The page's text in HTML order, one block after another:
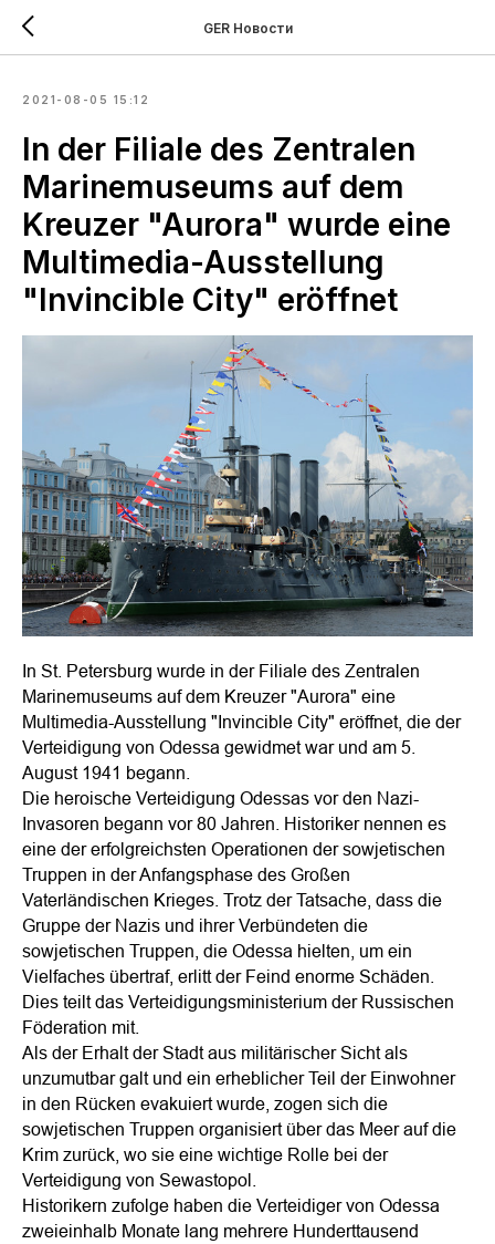
GER Новости
2021-08-05 15:12
In der Filiale des Zentralen
Marinemuseums auf dem
Kreuzer "Aurora" wurde eine
Multimedia-Ausstellung
"Invincible City" eröffnet
In St. Petersburg wurde in der Filiale des Zentralen
Marinemuseums auf dem Kreuzer "Aurora" eine
Multimedia-Ausstellung "Invincible City" eröffnet, die der
Verteidigung von Odessa gewidmet war und am 5.
August 1941 begann.
Die heroische Verteidigung Odessas vor den Nazi-
Invasoren begann vor 80 Jahren. Historiker nennen es
eine der erfolgreichsten Operationen der sowjetischen
Truppen in der Anfangsphase des Großen
Vaterländischen Krieges. Trotz der Tatsache, dass die
Gruppe der Nazis und ihrer Verbündeten die
sowjetischen Truppen, die Odessa hielten, um ein
Vielfaches übertraf, erlitt der Feind enorme Schäden.
Dies teilt das Verteidigungsministerium der Russischen
Föderation mit.
Als der Erhalt der Stadt aus militärischer Sicht als
unzumutbar galt und ein erheblicher Teil der Einwohner
in den Rücken evakuiert wurde, zogen sich die
sowjetischen Truppen organisiert über das Meer auf die
Krim zurück, wo sie eine wichtige Rolle bei der
Verteidigung von Sewastopol.
Historikern zufolge haben die Verteidiger von Odessa
zweieinhalb Monate lang mehrere Hunderttausend